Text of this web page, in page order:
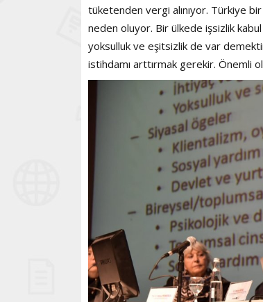
tüketenden vergi alınıyor. Türkiye
neden oluyor. Bir ülkede işsizlik
yoksulluk ve eşitsizlik de var
istihdamı arttırmak gerekir. Önemli